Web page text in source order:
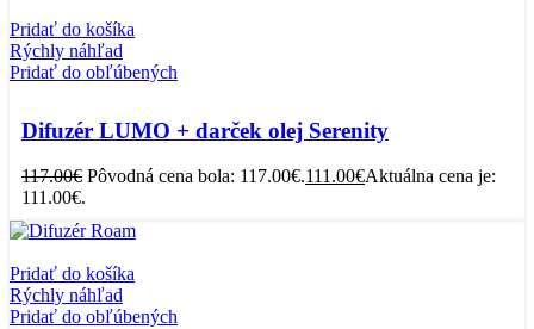
Pridať do košíka
Rýchly náhľad
Pridať do obľúbených
Difuzér LUMO + darček olej Serenity
117.00€ Pôvodná cena bola: 117.00€.111.00€Aktuálna cena je:
111.00€.
Pridať do košíka
Rýchly náhľad
Pridať do obľúbených